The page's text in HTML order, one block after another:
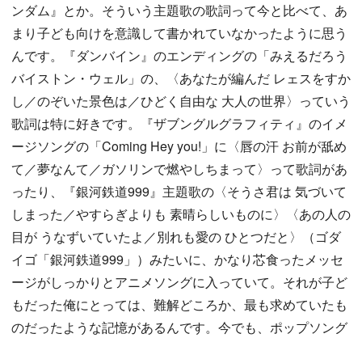
ンダム』とか。そういう主題歌の歌詞って今と比べて、あ
まり子ども向けを意識して書かれていなかったように思う
んです。『ダンバイン』のエンディングの「みえるだろう
バイストン・ウェル」の、〈あなたが編んだ レェスをすか
し／のぞいた景色は／ひどく自由な 大人の世界〉っていう
歌詞は特に好きです。『ザブングルグラフィティ』のイメ
ージソングの「Coming Hey you!」に〈唇の汗 お前が舐め
て／夢なんて／ガソリンで燃やしちまって〉って歌詞があ
ったり、『銀河鉄道999』主題歌の〈そうさ君は 気づいて
しまった／やすらぎよりも 素晴らしいものに〉〈あの人の
目が うなずいていたよ／別れも愛の ひとつだと〉（ゴダ
イゴ「銀河鉄道999」）みたいに、かなり芯食ったメッセ
ージがしっかりとアニメソングに入っていて。それが子ど
もだった俺にとっては、難解どころか、最も求めていたも
のだったような記憶があるんです。今でも、ポップソング